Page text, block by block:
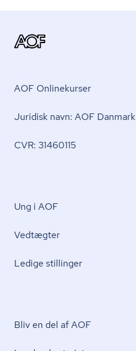
AOF Onlinekurser
Juridisk navn: AOF Danmark
CVR: 31460115
Ung i AOF
Vedtægter
Ledige stillinger
Bliv en del af AOF